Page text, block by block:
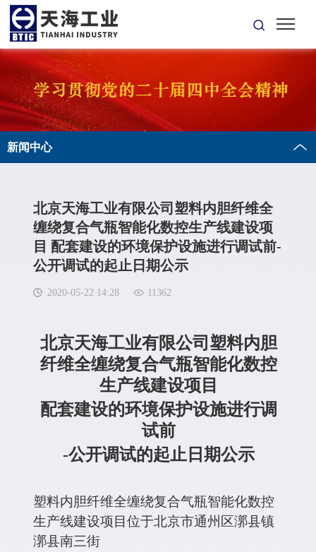
新闻中心
北京天海工业有限公司塑料内胆纤维全
缠绕复合气瓶智能化数控生产线建设项
目 配套建设的环境保护设施进行调试前-
公开调试的起止日期公示
2020-05-22 14:28 11362
北京天海工业有限公司塑料内胆
纤维全缠绕复合气瓶智能化数控
生产线建设项目
配套建设的环境保护设施进行调
试前
-公开调试的起止日期公示
塑料内胆纤维全缠绕复合气瓶智能化数控
生产线建设项目位于北京市通州区漷县镇
漷县南三街